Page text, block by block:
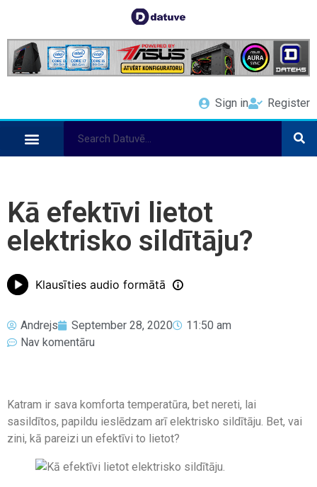
Sign in Register
Kā efektīvi lietot
elektrisko sildītāju?
Klausīties audio formātā
Andrejs September 28, 2020
11:50 am
Nav komentāru
Katram ir sava komforta temperatūra, bet nereti, lai
sasildītos, papildu ieslēdzam arī elektrisko sildītāju. Bet, vai
zini, kā pareizi un efektīvi to lietot?